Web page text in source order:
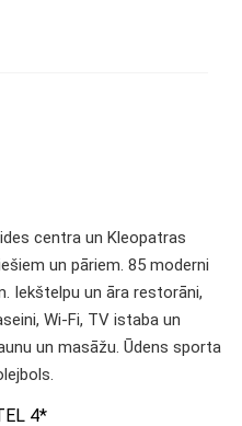
centra un Kleopatras
un pāriem. 85 moderni
Iekštelpu un āra restorāni,
Wi-Fi, TV istaba un
un masāžu. Ūdens sporta